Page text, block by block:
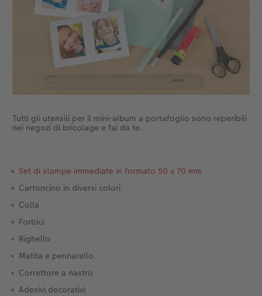
Accessori
CEWE myPhotos
Accessori
Novità
Tutti gli utensili per il mini-album a portafoglio sono reperibili
nei negozi di bricolage e fai da te.
Set di stampe immediate in formato 50 x 70 mm
Cartoncino in diversi colori
Colla
Forbici
Righello
Matita e pennarello
Correttore a nastro
Adesivi decorativi